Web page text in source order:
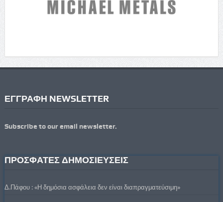
ΕΓΓΡΑΦΗ NEWSLETTER
Subscribe to our email newsletter.
ΠΡΟΣΦΑΤΕΣ ΔΗΜΟΣΙΕΥΣΕΙΣ
Δ.Πάφου : «Η δημόσια ασφάλεια δεν είναι διαπραγματεύσιμη»